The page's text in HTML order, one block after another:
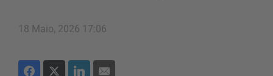
18 Maio, 2026 17:06